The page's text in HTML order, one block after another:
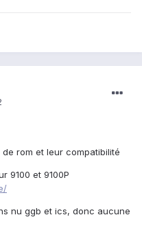
rom et leur compatibilité
9100 et 9100P
nu ggb et ics, donc aucune